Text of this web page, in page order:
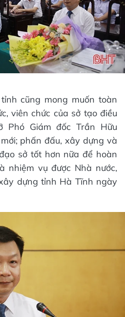
cũng mong muốn toàn
viên chức của sở tạo điều
Phó Giám đốc Trần Hữu
phấn đấu, xây dựng và
sở tốt hơn nữa để hoàn
nhiệm vụ được Nhà nước,
dựng tỉnh Hà Tĩnh ngày